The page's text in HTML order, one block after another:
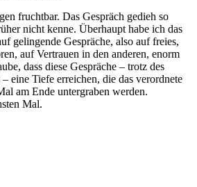
fruchtbar. Das Gespräch gedieh so
nicht kenne. Überhaupt habe ich das
gelingende Gespräche, also auf freies,
auf Vertrauen in den anderen, enorm
dass diese Gespräche – trotz des
eine Tiefe erreichen, die das verordnete
am Ende untergraben werden.
Mal.